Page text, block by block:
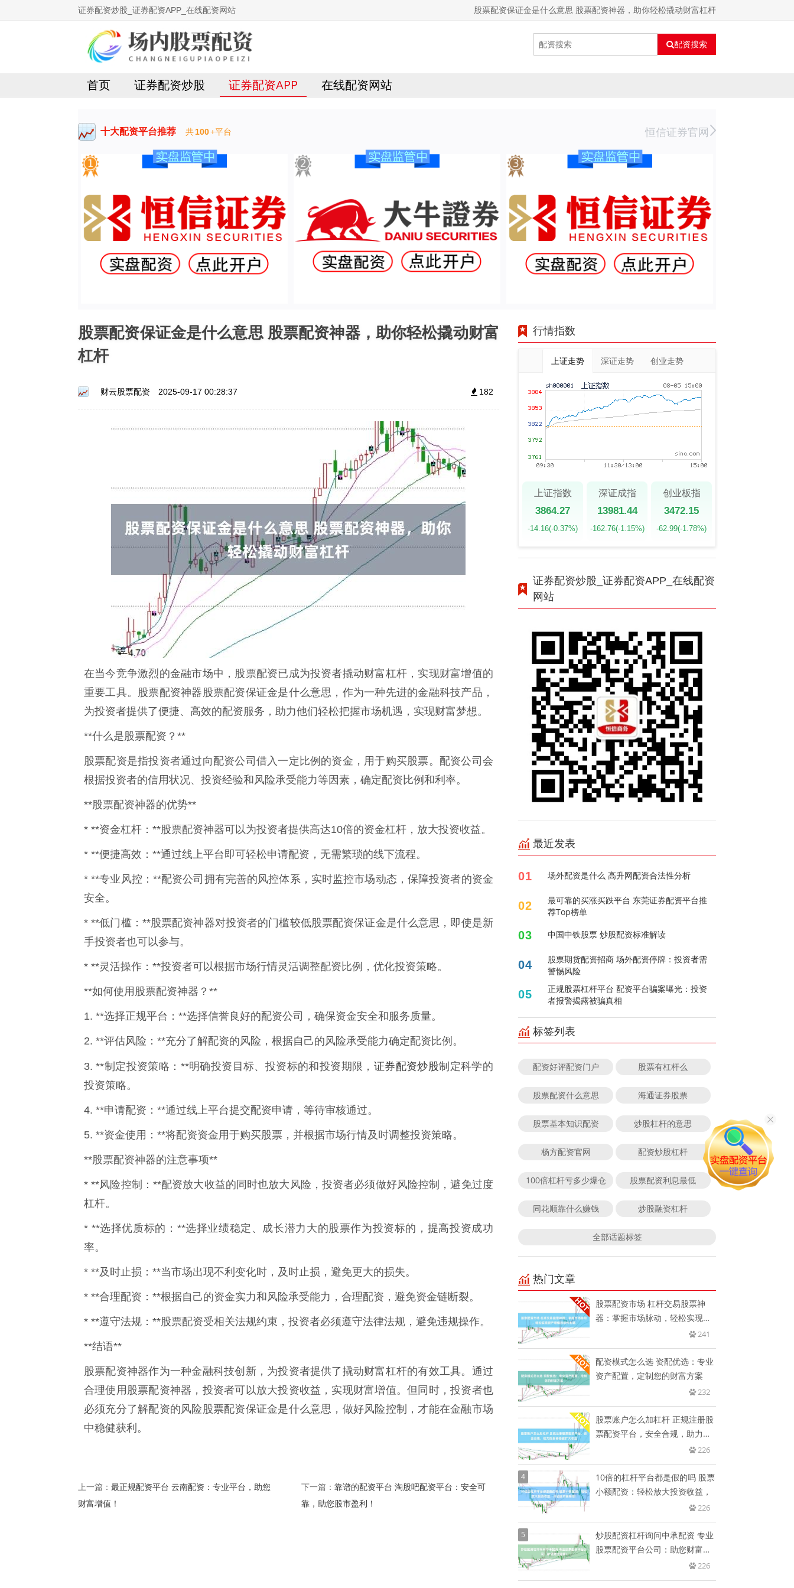
证券配资炒股_证券配资APP_在线配资网站 股票配资保证金是什么意思 股票配资神器，助你轻松撬动财富杠杆
配资搜索
首页 证券配资炒股 证券配资APP 在线配资网站
十大配资平台推荐 共100+平台 恒信证券官网
股票配资保证金是什么意思 股票配资神器，助你轻松撬动财富
杠杆
财云股票配资 2025-09-17 00:28:37 182
在当今竞争激烈的金融市场中，股票配资已成为投资者撬动财富杠杆，实现财富增值的
重要工具。股票配资神器股票配资保证金是什么意思，作为一种先进的金融科技产品，
为投资者提供了便捷、高效的配资服务，助力他们轻松把握市场机遇，实现财富梦想。
**什么是股票配资？**
股票配资是指投资者通过向配资公司借入一定比例的资金，用于购买股票。配资公司会
根据投资者的信用状况、投资经验和风险承受能力等因素，确定配资比例和利率。
**股票配资神器的优势**
* **资金杠杆：**股票配资神器可以为投资者提供高达10倍的资金杠杆，放大投资收益。
* **便捷高效：**通过线上平台即可轻松申请配资，无需繁琐的线下流程。
* **专业风控：**配资公司拥有完善的风控体系，实时监控市场动态，保障投资者的资金
安全。
* **低门槛：**股票配资神器对投资者的门槛较低股票配资保证金是什么意思，即使是新
手投资者也可以参与。
* **灵活操作：**投资者可以根据市场行情灵活调整配资比例，优化投资策略。
**如何使用股票配资神器？**
1. **选择正规平台：**选择信誉良好的配资公司，确保资金安全和服务质量。
2. **评估风险：**充分了解配资的风险，根据自己的风险承受能力确定配资比例。
3. **制定投资策略：**明确投资目标、投资标的和投资期限， 证券配资炒股制定科学的
投资策略。
4. **申请配资：**通过线上平台提交配资申请，等待审核通过。
5. **资金使用：**将配资资金用于购买股票，并根据市场行情及时调整投资策略。
**股票配资神器的注意事项**
* **风险控制：**配资放大收益的同时也放大风险，投资者必须做好风险控制，避免过度
杠杆。
* **选择优质标的：**选择业绩稳定、成长潜力大的股票作为投资标的，提高投资成功
率。
* **及时止损：**当市场出现不利变化时，及时止损，避免更大的损失。
* **合理配资：**根据自己的资金实力和风险承受能力，合理配资，避免资金链断裂。
* **遵守法规：**股票配资受相关法规约束，投资者必须遵守法律法规，避免违规操作。
**结语**
股票配资神器作为一种金融科技创新，为投资者提供了撬动财富杠杆的有效工具。通过
合理使用股票配资神器，投资者可以放大投资收益，实现财富增值。但同时，投资者也
必须充分了解配资的风险股票配资保证金是什么意思，做好风险控制，才能在金融市场
中稳健获利。
上一篇： 最正规配资平台 云南配资：专业平台，助您
财富增值！
下一篇： 靠谱的配资平台 淘股吧配资平台：安全可
靠，助您股市盈利！
行情指数
上证走势 深证走势 创业走势
上证指数
3864.27
-14.16(-0.37%)
深证成指
13981.44
-162.76(-1.15%)
创业板指
3472.15
-62.99(-1.78%)
证券配资炒股_证券配资APP_在线配资
网站
最近发表
01 场外配资是什么 高升网配资合法性分析
02
最可靠的买涨买跌平台 东莞证券配资平台推
荐Top榜单
03 中国中铁股票 炒股配资标准解读
04
股票期货配资招商 场外配资停牌：投资者需
警惕风险
05
正规股票杠杆平台 配资平台骗案曝光：投资
者报警揭露被骗真相
标签列表
配资好评配资门户 股票有杠杆么
股票配资什么意思 海通证券股票
股票基本知识配资 炒股杠杆的意思
杨方配资官网 配资炒股杠杆
100倍杠杆亏多少爆仓 股票配资利息最低
同花顺靠什么赚钱 炒股融资杠杆
全部话题标签
热门文章
股票配资市场 杠杆交易股票神
器：掌握市场脉动，轻松实现资
241
配资模式怎么选 资配优选：专业
资产配置，定制您的财富方案
232
股票账户怎么加杠杆 正规注册股
票配资平台，安全合规，助力投
226
4
10倍的杠杆平台都是假的吗 股票
小额配资：轻松放大投资收益，
226
5
炒股配资杠杆询问中承配资 专业
股票配资平台公司：助您财富增
226